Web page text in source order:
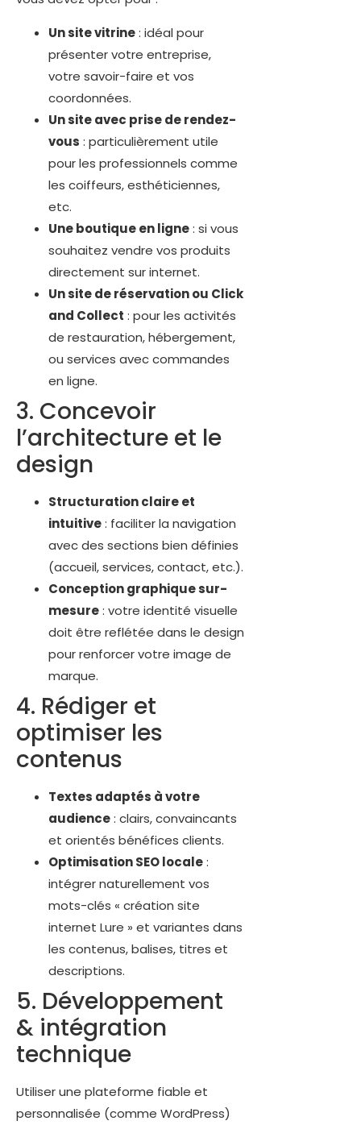
Un site vitrine: idéal pour
présenter votre entreprise,
votre savoir-faire et vos
coordonnées.
Un site avec prise de rendez-
vous : particulièrement utile
pour les professionnels comme
les coiffeurs, esthéticiennes,
etc.
Une boutique en ligne: si vous
souhaitez vendre vos produits
directement sur internet.
Un site de réservation ou Click
and Collect : pour les activités
de restauration, hébergement,
ou services avec commandes
en ligne.
3. Concevoir
l’architecture et le
design
Structuration claire et
intuitive: faciliter la navigation
avec des sections bien définies
(accueil, services, contact, etc.).
Conception graphique sur-
mesure: votre identité visuelle
doit être reflétée dans le design
pour renforcer votre image de
marque.
4. Rédiger et
optimiser les
contenus
Textes adaptés à votre
audience: clairs, convaincants
et orientés bénéfices clients.
Optimisation SEO locale:
intégrer naturellement vos
mots-clés « création site
internet Lure » et variantes dans
les contenus, balises, titres et
descriptions.
5. Développement
& intégration
technique
Utiliser une plateforme fiable et
personnalisée (comme WordPress)